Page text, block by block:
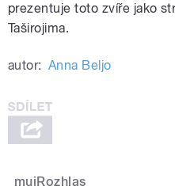
prezentuje toto zvíře jako
Taširojima.
autor: Anna Beljo
mujRozhlas